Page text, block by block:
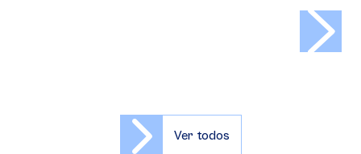
Ver todos